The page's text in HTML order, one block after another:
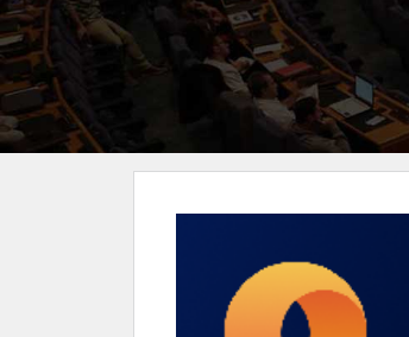
@Armteam_admin_33
021-22021030
021-22021040
90001030
@alirezamehrabi_com
@alirezamehrabi_official